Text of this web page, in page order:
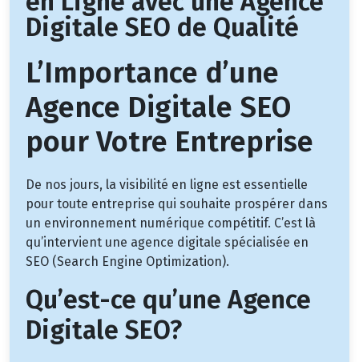
Digitale SEO de Qualité
L’Importance d’une
Agence Digitale SEO
pour Votre Entreprise
De nos jours, la visibilité en ligne est essentielle
pour toute entreprise qui souhaite prospérer dans
un environnement numérique compétitif. C’est là
qu’intervient une agence digitale spécialisée en
SEO (Search Engine Optimization).
Qu’est-ce qu’une Agence
Digitale SEO?